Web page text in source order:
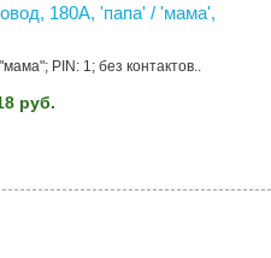
180A, 'папа' / 'мама',
PIN: 1; без контактов..
руб.